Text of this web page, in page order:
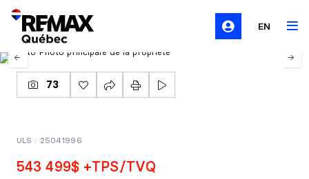
EN
73
543 499$ +TPS/TVQ
ULS : 25041996